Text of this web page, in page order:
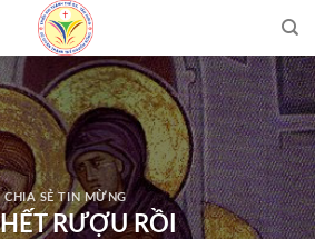
CHIA SẺ TIN MỪNG
RƯỢU RỒI